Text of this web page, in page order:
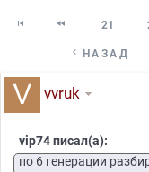
  21
 НАЗАД
vvruk
vip74 писал(а):
по 6 генерации